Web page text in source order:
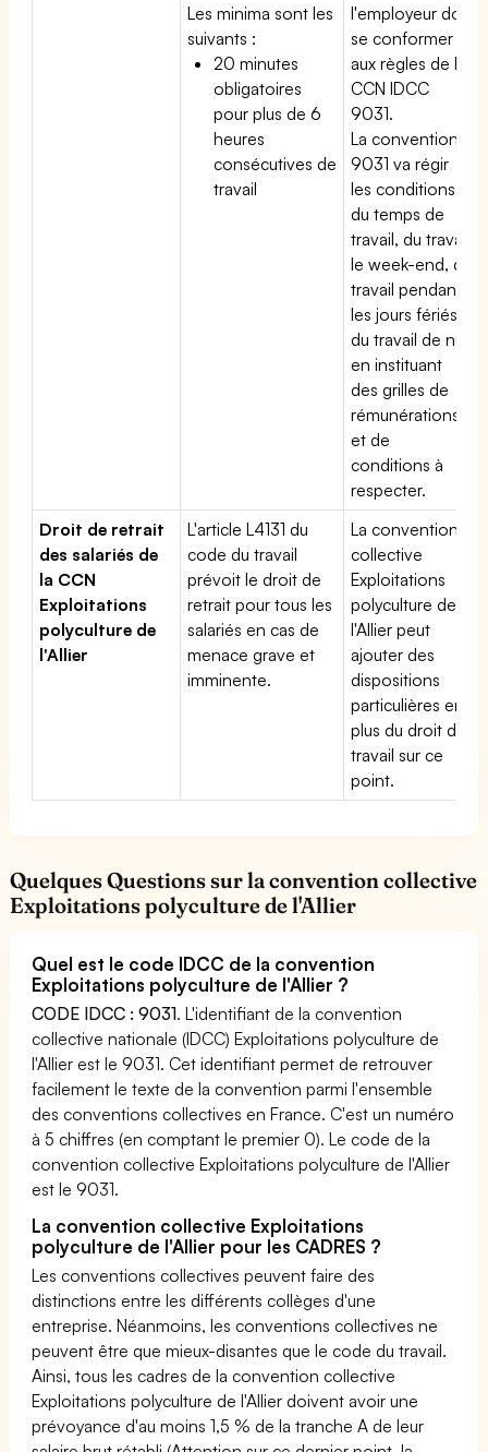
Les minima sont les
suivants :
20 minutes
obligatoires
pour plus de 6
heures
consécutives de
travail
l'employeur doit
se conformer
aux règles de la
CCN IDCC
9031.
La convention
9031 va régir
les conditions
du temps de
travail, du travail
le week-end, du
travail pendant
les jours fériés,
du travail de nuit
en instituant
des grilles de
rémunérations
et de
conditions à
respecter.
Droit de retrait
des salariés de
la CCN
Exploitations
polyculture de
l'Allier
L'article L4131 du
code du travail
prévoit le droit de
retrait pour tous les
salariés en cas de
menace grave et
imminente.
La convention
collective
Exploitations
polyculture de
l'Allier peut
ajouter des
dispositions
particulières en
plus du droit du
travail sur ce
point.
Quelques Questions sur la convention collective
Exploitations polyculture de l'Allier
Quel est le code IDCC de la convention
Exploitations polyculture de l'Allier ?
CODE IDCC : 9031. L'identifiant de la convention
collective nationale (IDCC) Exploitations polyculture de
l'Allier est le 9031. Cet identifiant permet de retrouver
facilement le texte de la convention parmi l'ensemble
des conventions collectives en France. C'est un numéro
à 5 chiffres (en comptant le premier 0). Le code de la
convention collective Exploitations polyculture de l'Allier
est le 9031.
La convention collective Exploitations
polyculture de l'Allier pour les CADRES ?
Les conventions collectives peuvent faire des
distinctions entre les différents collèges d'une
entreprise. Néanmoins, les conventions collectives ne
peuvent être que mieux-disantes que le code du travail.
Ainsi, tous les cadres de la convention collective
Exploitations polyculture de l'Allier doivent avoir une
prévoyance d'au moins 1,5 % de la tranche A de leur